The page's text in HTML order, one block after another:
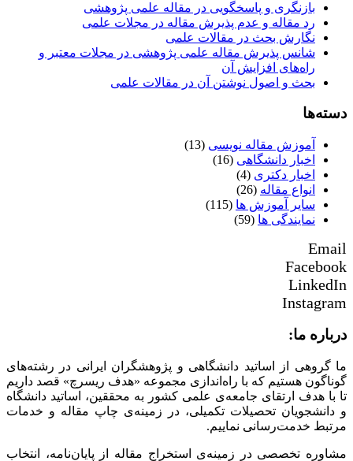
بازنگری و پاسخگویی در مقاله علمی پژوهشی
رد مقاله و عدم پذیرش مقاله در مجلات علمی
نگارش بحث در مقالات علمی
شانس پذیرش مقاله علمی پژوهشی در مجلات معتبر و
راه‌های افزایش آن
بحث و اصول نوشتن آن در مقالات علمی
دسته‌ها
آموزش مقاله نویسی (13)
اخبار دانشگاهی (16)
اخبار دکتری (4)
انواع مقاله (26)
سایر آموزش ها (115)
نمایندگی ها (59)
Email
Facebook
LinkedIn
Instagram
درباره ما:
ما گروهی از اساتید دانشگاهی و پژوهشگران ایرانی در رشته‌های
گوناگون هستیم که با راه‌اندازی مجموعه «هدف ریسرچ» قصد داریم
تا با هدف ارتقای جامعه‌ی علمی کشور به محققین، اساتید دانشگاه
و دانشجویان تحصیلات تکمیلی، در زمینه‌ی چاپ مقاله و خدمات
مرتبط خدمت‌رسانی نماییم.
مشاوره تخصصی در زمینه‌ی استخراج مقاله از پایان‌نامه، انتخاب